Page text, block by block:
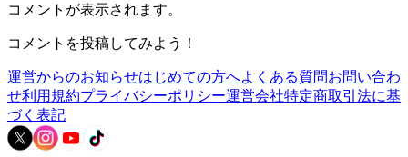
コメントが表示されます。
コメントを投稿してみよう！
運営からのお知らせはじめての方へよくある質問お問い合わ
せ利用規約プライバシーポリシー運営会社特定商取引法に基
づく表記